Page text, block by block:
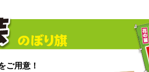
ご用意！